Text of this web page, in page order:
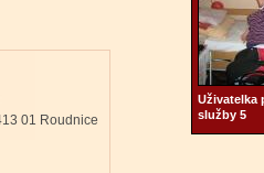
01 Roudnice
Uživatelka
služby 5